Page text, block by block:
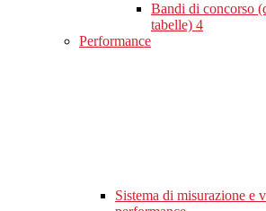
Bandi di concorso
tabelle) 4
Performance
Sistema di misurazione e